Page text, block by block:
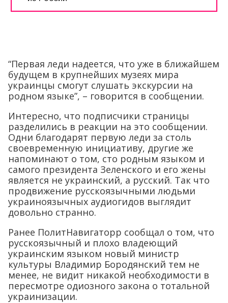
“Первая леди надеется, что уже в ближайшем
будущем в крупнейших музеях мира
украинцы смогут слушать экскурсии на
родном языке”, – говорится в сообщении.
Интересно, что подписчики страницы
разделились в реакции на это сообщении.
Одни благодарят первую леди за столь
своевременную инициативу, другие же
напоминают о том, сто родным языком и
самого президента Зеленского и его жены
является не украинский, а русский. Так что
продвижение русскоязычными людьми
украиноязычных аудиогидов выглядит
довольно странно.
Ранее ПолитНавигаторр сообщал о том, что
русскоязычный и плохо владеющий
украинским языком новый министр
культуры Владимир Бородянский тем не
менее, не видит никакой необходимости в
пересмотре одиозного закона о тотальной
украинизации.